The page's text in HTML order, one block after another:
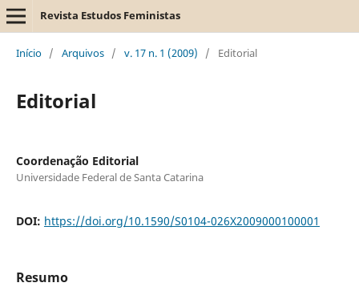
Revista Estudos Feministas
Início / Arquivos / v. 17 n. 1 (2009) / Editorial
Editorial
Coordenação Editorial
Universidade Federal de Santa Catarina
DOI: https://doi.org/10.1590/S0104-026X2009000100001
Resumo